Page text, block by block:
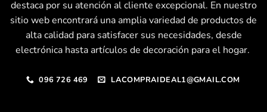
destaca por su atención al cliente excepcional. En nuestro
sitio web encontrará una amplia variedad de productos de
alta calidad para satisfacer sus necesidades, desde
electrónica hasta artículos de decoración para el hogar.
096 726 469 LACOMPRAIDEAL1@GMAIL.COM